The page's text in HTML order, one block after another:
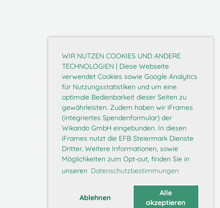
WIR NUTZEN COOKIES UND ANDERE
TECHNOLOGIEN | Diese Webseite
verwendet Cookies sowie Google Analytics
für Nutzungsstatistiken und um eine
optimale Bedienbarkeit dieser Seiten zu
gewährleisten. Zudem haben wir iFrames
(integriertes Spendenformular) der
Wikando GmbH eingebunden. In diesen
iFrames nutzt die EFB Steiermark Dienste
Dritter. Weitere Informationen, sowie
Möglichkeiten zum Opt-out, finden Sie in
unseren Datenschutzbestimmungen
Ablehnen
Alle
akzeptieren